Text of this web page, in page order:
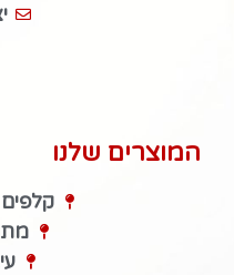
המוצרים שלנו